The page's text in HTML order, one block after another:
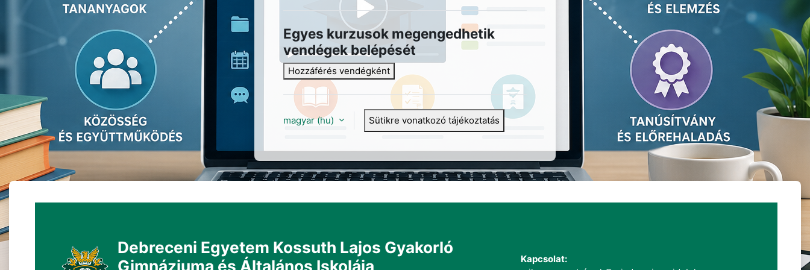
Egyes kurzusok megengedhetik
vendégek belépését
Hozzáférés vendégként
magyar ‎(hu)‎ Sütikre vonatkozó tájékoztatás
Debreceni Egyetem Kossuth Lajos Gyakorló
Gimnáziuma és Általános Iskolája
Kapcsolat: